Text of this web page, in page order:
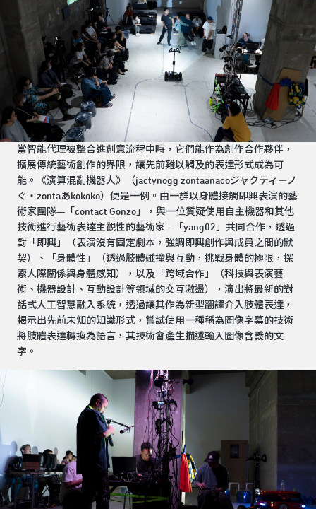
當智能代理被整合進創意流程中時，它們能作為創作合作夥伴，
擴展傳統藝術創作的界限，讓先前難以觸及的表達形式成為可
能。《演算混亂機器人》（jactynogg zontaanacoジャクティーノ
ぐ‧zontaあkokoko）便是一例。由一群以身體接觸即興表演的藝
術家團隊—「contact Gonzo」，與一位質疑使用自主機器和其他
技術進行藝術表達主觀性的藝術家—「yang02」共同合作，透過
對「即興」（表演沒有固定劇本，強調即興創作與成員之間的默
契）、「身體性」（透過肢體碰撞與互動，挑戰身體的極限，探
索人際關係與身體感知），以及「跨域合作」（科技與表演藝
術、機器設計、互動設計等領域的交互激盪），演出將最新的對
話式人工智慧融入系統，透過讓其作為新型翻譯介入肢體表達，
揭示出先前未知的知識形式，嘗試使用一種稱為圖像字幕的技術
將肢體表達轉換為語言，其技術會產生描述輸入圖像含義的文
字。